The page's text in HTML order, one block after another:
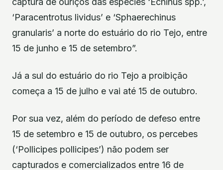
‘Paracentrotus lividus’ e ‘Sphaerechinus
granularis’ a norte do estuário do rio Tejo, entre
15 de junho e 15 de setembro”.
Já a sul do estuário do rio Tejo a proibição
começa a 15 de julho e vai até 15 de outubro.
Por sua vez, além do período de defeso entre
15 de setembro e 15 de outubro, os percebes
(‘Pollicipes pollicipes’) não podem ser
capturados e comercializados entre 16 de